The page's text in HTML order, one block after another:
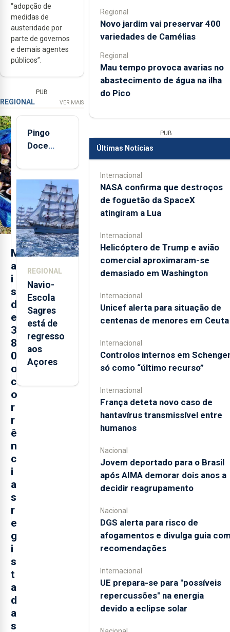
“adopção de
medidas de
austeridade por
parte de governos
e demais agentes
públicos”.
PUB
REGIONAL VER MAIS
M
a
i
s
d
e
3
8
0
o
c
o
r
r
ê
n
c
i
a
s
r
e
g
i
s
t
a
d
a
s
Pingo
Doce
quinta-
feira nova
loja em
São
Sebastião
e cria 30
postos de
REGIONAL
Navio-
Escola
Sagres
está de
regresso
aos
Açores
Regional
Novo jardim vai preservar 400
variedades de Camélias
Regional
Mau tempo provoca avarias no
abastecimento de água na ilha
do Pico
PUB
Últimas Notícias
Internacional
NASA confirma que destroços
de foguetão da SpaceX
atingiram a Lua
Internacional
Helicóptero de Trump e avião
comercial aproximaram-se
demasiado em Washington
Internacional
Unicef alerta para situação de
centenas de menores em Ceuta
Internacional
Controlos internos em
só como “último recurso”
Internacional
França deteta novo caso de
hantavírus transmissível entre
humanos
Nacional
Jovem deportado para o Brasil
após AIMA demorar dois anos a
decidir reagrupamento
Nacional
DGS alerta para risco de
afogamentos e divulga guia
recomendações
Internacional
UE prepara-se para "possíveis
repercussões" na energia
devido a eclipse solar